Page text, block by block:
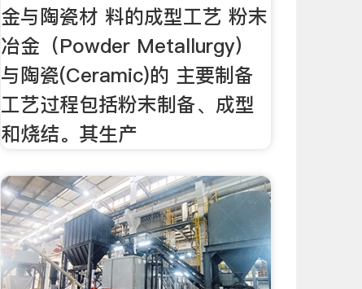
金与陶瓷材 料的成型工艺 粉末
冶金（Powder Metallurgy）
与陶瓷(Ceramic)的 主要制备
工艺过程包括粉末制备、成型
和烧结。其生产